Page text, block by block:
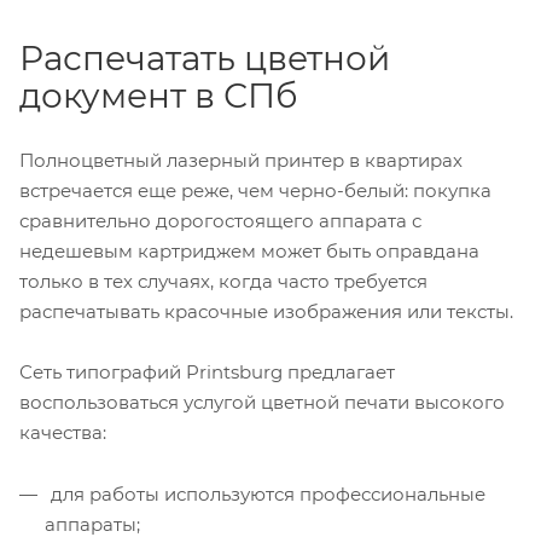
Распечатать цветной
документ в СПб
Полноцветный лазерный принтер в квартирах
встречается еще реже, чем черно-белый: покупка
сравнительно дорогостоящего аппарата с
недешевым картриджем может быть оправдана
только в тех случаях, когда часто требуется
распечатывать красочные изображения или тексты.
Сеть типографий Printsburg предлагает
воспользоваться услугой цветной печати высокого
качества:
для работы используются профессиональные
аппараты;